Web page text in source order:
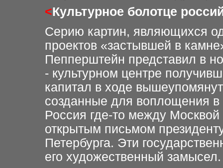
<Культурное болотце
Серию картин, являющихся
проектов «застывшей в
Пепперштейн представил в
- культурном центре
капитал в ходе
созданные для воплощения в
Россия где-то между
открытым письмом
Петербурга. Эти
его художественный замысел.